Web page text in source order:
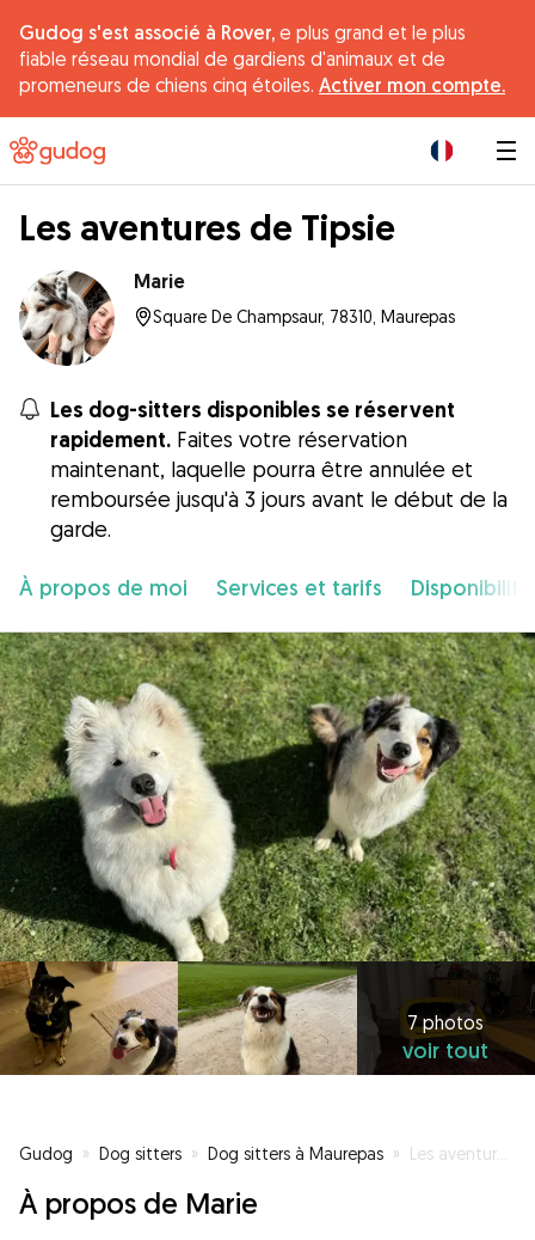
Gudog s'est associé à Rover, e plus grand et le plus
fiable réseau mondial de gardiens d'animaux et de
promeneurs de chiens cinq étoiles. Activer mon compte.
Les aventures de Tipsie
Marie
Square De Champsaur, 78310, Maurepas
Les dog-sitters disponibles se réservent
rapidement. Faites votre réservation
maintenant, laquelle pourra être annulée et
remboursée jusqu'à 3 jours avant le début de la
garde.
À propos de moi Services et tarifs Disponibilité
7 photos
voir tout
Gudog » Dog sitters » Dog sitters à Maurepas » Les aventures de Tipsie
À propos de Marie